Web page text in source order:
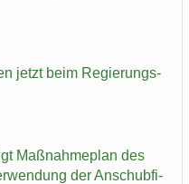
jetzt beim Re­gie­rungs­
Maß­nah­me­plan des
der An­schub­fi­